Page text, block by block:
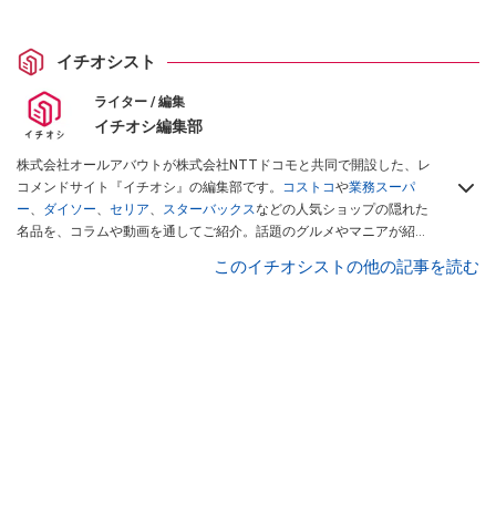
イチオシスト
ライター / 編集
イチオシ編集部
株式会社オールアバウトが株式会社NTTドコモと共同で開設した、レ
コメンドサイト『イチオシ』の編集部です。 コストコや業務スーパ
ー、 ダイソー、 セリア、 スターバックスなどの人気ショップの隠れた
名品を、コラムや動画を通してご紹介。話題のグルメやマニアが紹介
インフルエンサーが実際に使用してレビューしています。毎日トレン
このイチオシストの他の記事を読む